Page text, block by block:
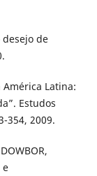
desejo de
América Latina:
Estudos
354, 2009.
e